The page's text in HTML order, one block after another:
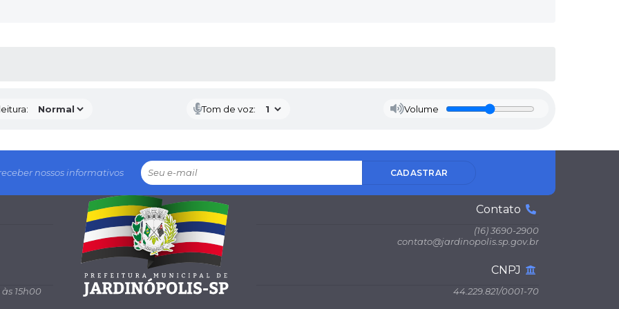
Tom de voz: Volume
nossos informativos CADASTRAR
Contato
(16) 3690-2900
contato@jardinopolis.sp.gov.br
15h00
CNPJ
44.229.821/0001-70